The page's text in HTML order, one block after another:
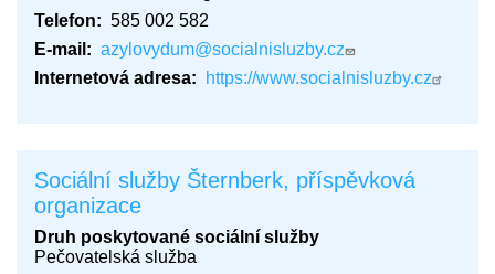
Telefon
585 002 582
E-mail
azylovydum@socialnisluzby.cz
Internetová adresa
https://www.socialnisluzby.cz
Sociální služby Šternberk, příspěvková
organizace
Druh poskytované sociální služby
Pečovatelská služba